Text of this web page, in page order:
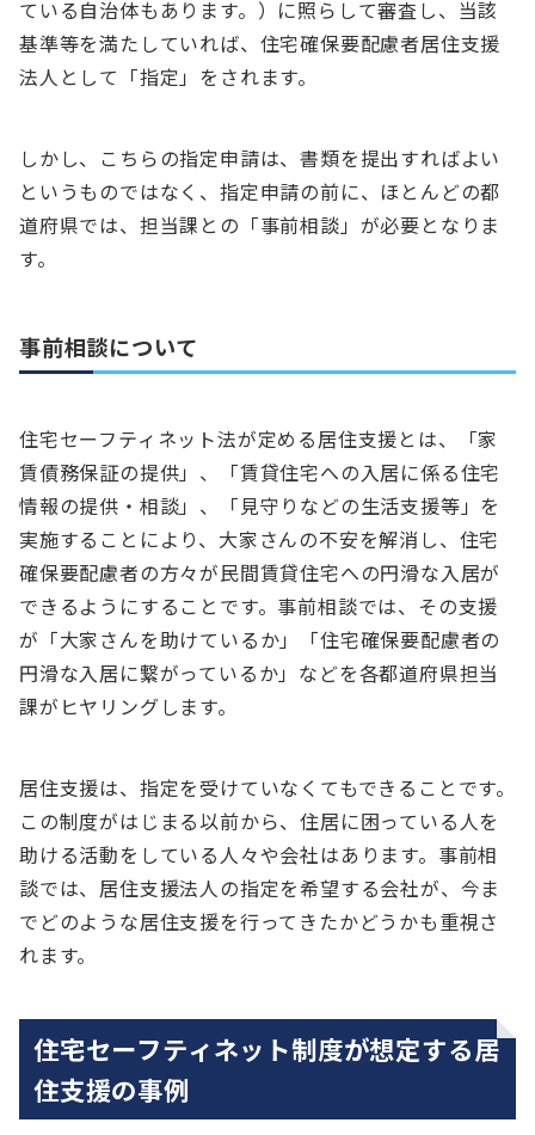
ている自治体もあります。）に照らして審査し、当該
基準等を満たしていれば、住宅確保要配慮者居住支援
法人として「指定」をされます。
しかし、こちらの指定申請は、書類を提出すればよい
というものではなく、指定申請の前に、ほとんどの都
道府県では、担当課との「事前相談」が必要となりま
す。
事前相談について
住宅セーフティネット法が定める居住支援とは、「家
賃債務保証の提供」、「賃貸住宅への入居に係る住宅
情報の提供・相談」、「見守りなどの生活支援等」を
実施することにより、大家さんの不安を解消し、住宅
確保要配慮者の方々が民間賃貸住宅への円滑な入居が
できるようにすることです。事前相談では、その支援
が「大家さんを助けているか」「住宅確保要配慮者の
円滑な入居に繋がっているか」などを各都道府県担当
課がヒヤリングします。
居住支援は、指定を受けていなくてもできることです。
この制度がはじまる以前から、住居に困っている人を
助ける活動をしている人々や会社はあります。事前相
談では、居住支援法人の指定を希望する会社が、今ま
でどのような居住支援を行ってきたかどうかも重視さ
れます。
住宅セーフティネット制度が想定する居
住支援の事例